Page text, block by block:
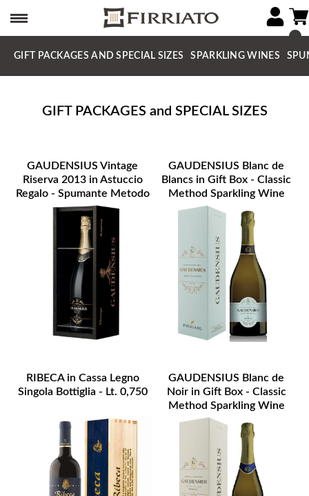
GIFT PACKAGES AND SPECIAL SIZES SPARKLING WINES
GIFT PACKAGES and SPECIAL SIZES
GAUDENSIUS Vintage
Riserva 2013 in Astuccio
Regalo - Spumante Metodo
Classico ETNA DOC
GAUDENSIUS Blanc de
Blancs in Gift Box - Classic
Method Sparkling Wine
RIBECA in Cassa Legno
Singola Bottiglia - Lt. 0,750
GAUDENSIUS Blanc de
Noir in Gift Box - Classic
Method Sparkling Wine
ETNA DOC